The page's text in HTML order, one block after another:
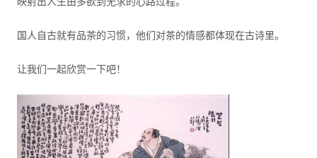
国人自古就有品茶的习惯，他们对茶的情感都体现在古诗里。
让我们一起欣赏一下吧！